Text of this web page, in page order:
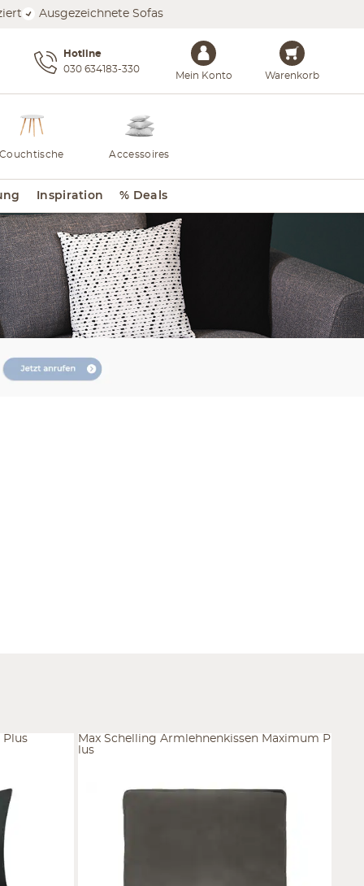
Ausgezeichnete Sofas
Hotline
030 634183-330
Mein Konto Warenkorb
Couchtische Accessoires
Inspiration % Deals
Plus
Max Schelling Armlehnenkissen Maximum P
lus